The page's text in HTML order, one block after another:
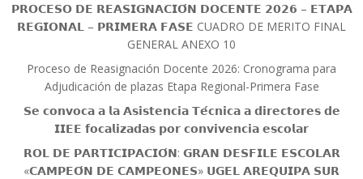
𝗣𝗥𝗢𝗖𝗘𝗦𝗢 𝗗𝗘 𝗥𝗘𝗔𝗦𝗜𝗚𝗡𝗔𝗖𝗜𝗢́𝗡 𝗗𝗢𝗖𝗘𝗡𝗧𝗘 𝟮𝟬𝟮𝟲 – 𝗘𝗧𝗔𝗣𝗔
𝗥𝗘𝗚𝗜𝗢𝗡𝗔𝗟 – 𝗣𝗥𝗜𝗠𝗘𝗥𝗔 𝗙𝗔𝗦𝗘 CUADRO DE MERITO FINAL
GENERAL ANEXO 10
Proceso de Reasignación Docente 2026: Cronograma para
Adjudicación de plazas Etapa Regional-Primera Fase
𝗦𝗲 𝗰𝗼𝗻𝘃𝗼𝗰𝗮 𝗮 𝗹𝗮 𝗔𝘀𝗶𝘀𝘁𝗲𝗻𝗰𝗶𝗮 𝗧𝗲́𝗰𝗻𝗶𝗰𝗮 𝗮 𝗱𝗶𝗿𝗲𝗰𝘁𝗼𝗿𝗲𝘀 𝗱𝗲
𝗜𝗜𝗘𝗘 𝗳𝗼𝗰𝗮𝗹𝗶𝘇𝗮𝗱𝗮𝘀 𝗽𝗼𝗿 𝗰𝗼𝗻𝘃𝗶𝘃𝗲𝗻𝗰𝗶𝗮 𝗲𝘀𝗰𝗼𝗹𝗮𝗿
𝗥𝗢𝗟 𝗗𝗘 𝗣𝗔𝗥𝗧𝗜𝗖𝗜𝗣𝗔𝗖𝗜𝗢́𝗡: 𝗚𝗥𝗔𝗡 𝗗𝗘𝗦𝗙𝗜𝗟𝗘 𝗘𝗦𝗖𝗢𝗟𝗔𝗥
«𝗖𝗔𝗠𝗣𝗘𝗢́𝗡 𝗗𝗘 𝗖𝗔𝗠𝗣𝗘𝗢𝗡𝗘𝗦» 𝗨𝗚𝗘𝗟 𝗔𝗥𝗘𝗤𝗨𝗜𝗣𝗔 𝗦𝗨𝗥